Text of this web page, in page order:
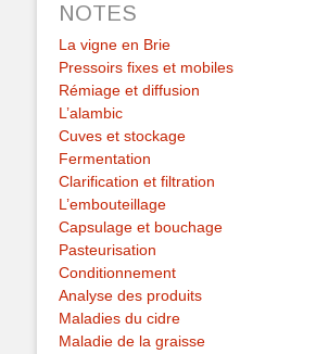
NOTES
La vigne en Brie
Pressoirs fixes et mobiles
Rémiage et diffusion
L’alambic
Cuves et stockage
Fermentation
Clarification et filtration
L’embouteillage
Capsulage et bouchage
Pasteurisation
Conditionnement
Analyse des produits
Maladies du cidre
Maladie de la graisse